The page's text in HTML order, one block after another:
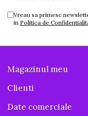
Vreau sa primesc
in Politica de
Magazinul meu
Clienti
Date comerciale